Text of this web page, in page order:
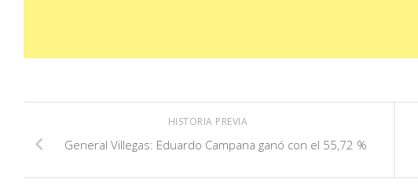
HISTORIA PREVIA
General Villegas: Eduardo Campana ganó con el 55,72 %